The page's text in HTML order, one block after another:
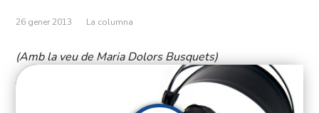
26 gener 2013 La columna
(Amb la veu de Maria Dolors Busquets)